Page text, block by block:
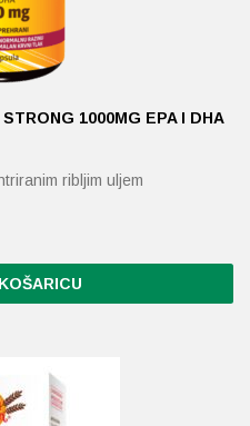
1000MG EPA I DHA
ribljim uljem